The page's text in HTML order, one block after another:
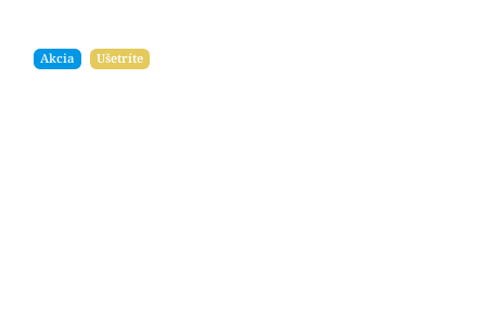
Akcia Ušetríte